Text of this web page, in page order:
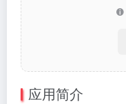
应用简介